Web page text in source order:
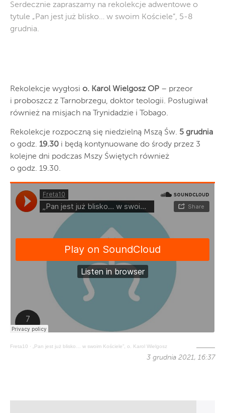
Serdecznie zapraszamy na rekolekcje adwentowe o
tytule „Pan jest już blisko… w swoim Kościele”, 5-8
grudnia.
Rekolekcje wygłosi o. Karol Wielgosz OP – przeor
i proboszcz z Tarnobrzegu, doktor teologii. Posługiwał
również na misjach na Trynidadzie i Tobago.
Rekolekcje rozpoczną się niedzielną Mszą Św. 5 grudnia
o godz. 19.30 i będą kontynuowane do środy przez 3
kolejne dni podczas Mszy Świętych również
o godz. 19.30.
Freta10 · „Pan jest już blisko… w swoim Kościele”, o. Karol Wielgosz
3 grudnia 2021, 16:37